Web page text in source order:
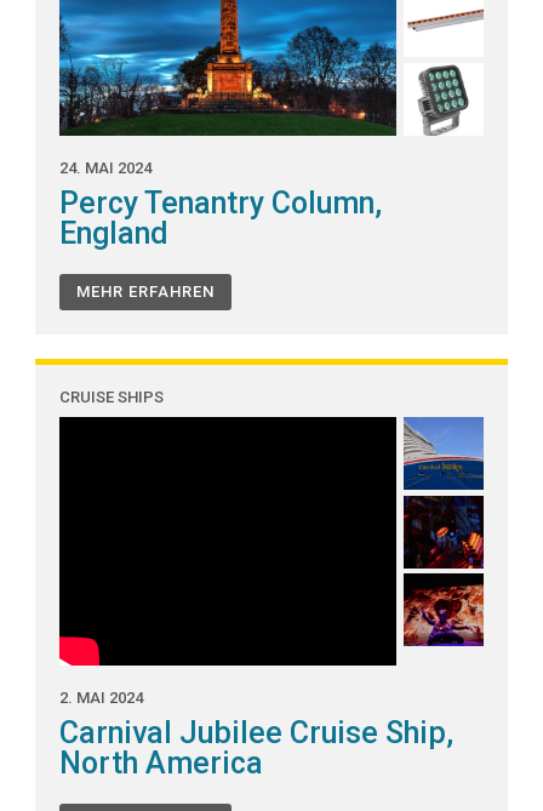
24. MAI 2024
Percy Tenantry Column,
England
MEHR ERFAHREN
CRUISE SHIPS
2. MAI 2024
Carnival Jubilee Cruise Ship,
North America